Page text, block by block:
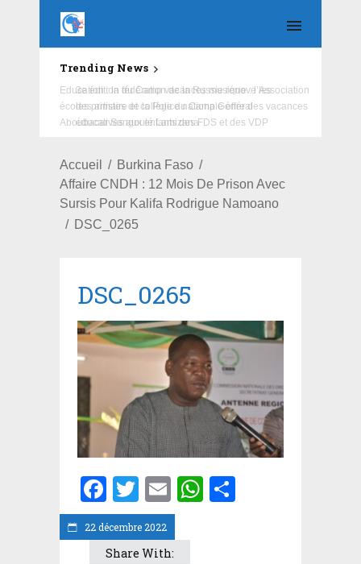
Trending News
Education : la fédération de la Russie rénove les
écoles primaire et collège du Camp Général
Aboubacar Sangoulé Lamizana
Accueil
Burkina Faso
Affaire CNDH : 12 Mois De Prison Avec
Sursis Pour Kalifa Rodrigue Namoano
DSC_0265
22 décembre 2022
DSC_0265
Facebook
Twitter
EmailWhatsApp
Share With: